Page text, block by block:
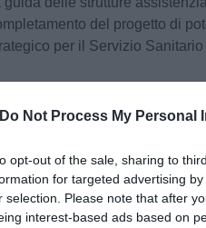
Do Not Process My Personal
opt-out of the sale, sharing to
for targeted advertising
selection. Please note that after
interest-based ads based on
del progetto di
per il Servizio
Fonte: Aou